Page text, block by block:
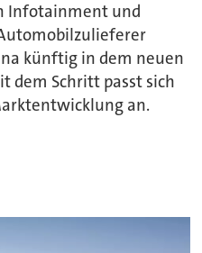
Infotainment und
künftig in dem neuen
dem Schritt passt sich
an.